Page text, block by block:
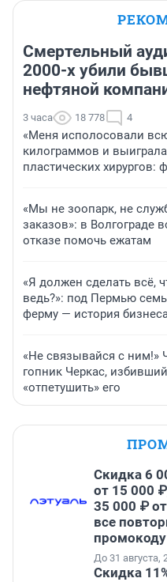
Смертельный
2000-х убили
нефтяной
3 часа 18 778 4
«Меня исполосовали
килограммов и
пластических хирургов:
«Мы не зоопарк, не
заказов»: в Волгограде
отказе помочь ежатам
«Я должен сделать всё,
ведь?»: под Пермью
ферму — история
«Не связывайся с ним!»
гопник Черкас,
«отпетушить» его
Скидка 6
от 15 000
35 000 ₽
все
До 31 августа,
Скидка